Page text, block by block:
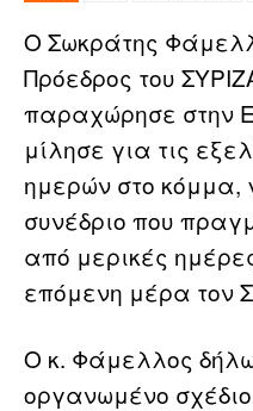
Ο Σωκράτης
Πρόεδρος του
παραχώρησε στην
μίλησε για τις
ημερών στο κόμμα,
συνέδριο που
από μερικές
επόμενη μέρα τον
Ο κ. Φάμελλος
οργανωμένο